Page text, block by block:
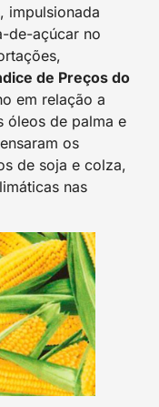
impulsionada
de-açúcar no
de Preços do
em relação a
óleos de palma e
os
de soja e colza,
nas